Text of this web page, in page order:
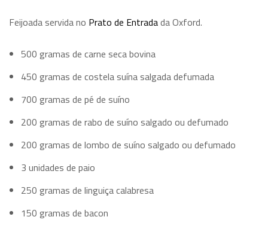
Feijoada servida no Prato de Entradada Oxford.
500 gramas de carne seca bovina
450 gramas de costela suína salgada defumada
700 gramas de pé de suíno
200 gramas de rabo de suíno salgado ou defumado
200 gramas de lombo de suíno salgado ou defumado
3 unidades de paio
250 gramas de linguiça calabresa
150 gramas de bacon